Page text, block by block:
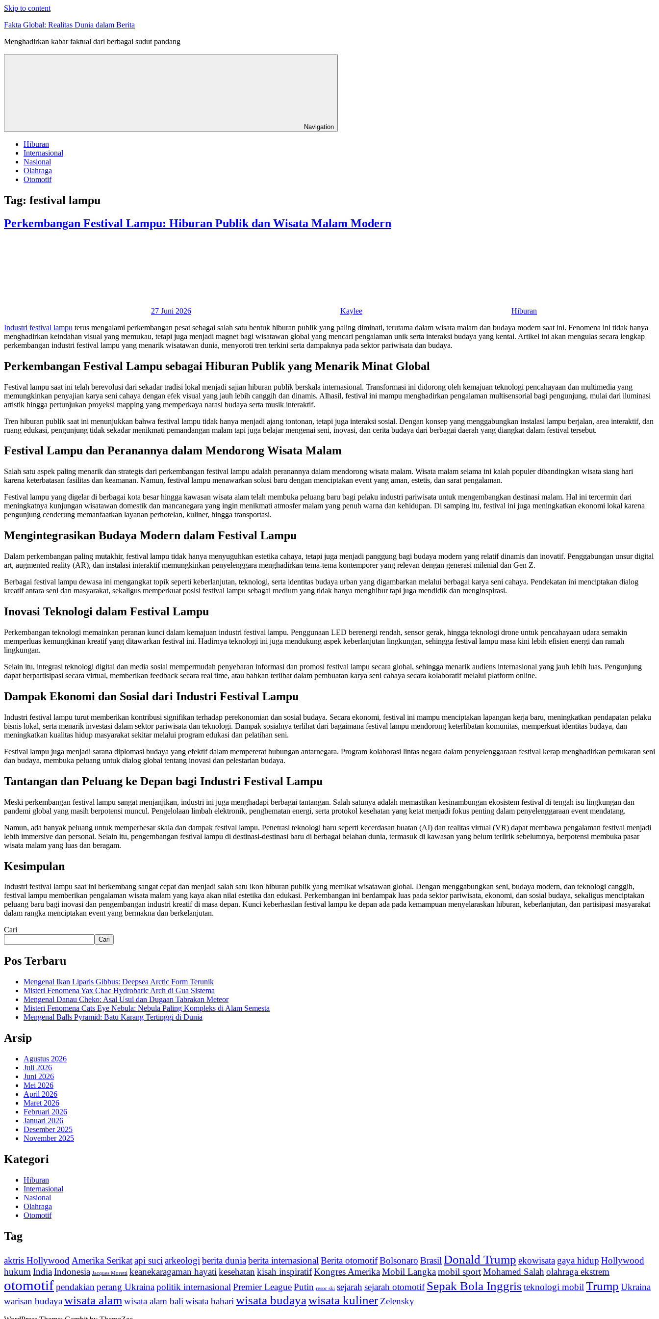
Skip to content
Fakta Global: Realitas Dunia dalam Berita
Menghadirkan kabar faktual dari berbagai sudut pandang
Navigation
Hiburan
Internasional
Nasional
Olahraga
Otomotif
Tag: festival lampu
Perkembangan Festival Lampu: Hiburan Publik dan Wisata Malam Modern
27 Juni 2026 Kaylee
Hiburan
Industri festival lampu terus mengalami perkembangan pesat sebagai salah satu bentuk hiburan publik yang paling diminati, terutama dalam wisata malam dan budaya modern saat ini. Fenomena ini tidak hanya
menghadirkan keindahan visual yang memukau, tetapi juga menjadi magnet bagi wisatawan global yang mencari pengalaman unik serta interaksi budaya yang kental. Artikel ini akan mengulas secara lengkap
perkembangan industri festival lampu yang menarik wisatawan dunia, menyoroti tren terkini serta dampaknya pada sektor pariwisata dan budaya.
Perkembangan Festival Lampu sebagai Hiburan Publik yang Menarik Minat Global
Festival lampu saat ini telah berevolusi dari sekadar tradisi lokal menjadi sajian hiburan publik berskala internasional. Transformasi ini didorong oleh kemajuan teknologi pencahayaan dan multimedia yang
memungkinkan penyajian karya seni cahaya dengan efek visual yang jauh lebih canggih dan dinamis. Alhasil, festival ini mampu menghadirkan pengalaman multisensorial bagi pengunjung, mulai dari iluminasi
artistik hingga pertunjukan proyeksi mapping yang memperkaya narasi budaya serta musik interaktif.
Tren hiburan publik saat ini menunjukkan bahwa festival lampu tidak hanya menjadi ajang tontonan, tetapi juga interaksi sosial. Dengan konsep yang menggabungkan instalasi lampu berjalan, area interaktif, dan
ruang edukasi, pengunjung tidak sekadar menikmati pemandangan malam tapi juga belajar mengenai seni, inovasi, dan cerita budaya dari berbagai daerah yang diangkat dalam festival tersebut.
Festival Lampu dan Peranannya dalam Mendorong Wisata Malam
Salah satu aspek paling menarik dan strategis dari perkembangan festival lampu adalah peranannya dalam mendorong wisata malam. Wisata malam selama ini kalah populer dibandingkan wisata siang hari
karena keterbatasan fasilitas dan keamanan. Namun, festival lampu menawarkan solusi baru dengan menciptakan event yang aman, estetis, dan sarat pengalaman.
Festival lampu yang digelar di berbagai kota besar hingga kawasan wisata alam telah membuka peluang baru bagi pelaku industri pariwisata untuk mengembangkan destinasi malam. Hal ini tercermin dari
meningkatnya kunjungan wisatawan domestik dan mancanegara yang ingin menikmati atmosfer malam yang penuh warna dan kehidupan. Di samping itu, festival ini juga meningkatkan ekonomi lokal karena
pengunjung cenderung memanfaatkan layanan perhotelan, kuliner, hingga transportasi.
Mengintegrasikan Budaya Modern dalam Festival Lampu
Dalam perkembangan paling mutakhir, festival lampu tidak hanya menyuguhkan estetika cahaya, tetapi juga menjadi panggung bagi budaya modern yang relatif dinamis dan inovatif. Penggabungan unsur digital
art, augmented reality (AR), dan instalasi interaktif memungkinkan penyelenggara menghadirkan tema-tema kontemporer yang relevan dengan generasi milenial dan Gen Z.
Berbagai festival lampu dewasa ini mengangkat topik seperti keberlanjutan, teknologi, serta identitas budaya urban yang digambarkan melalui berbagai karya seni cahaya. Pendekatan ini menciptakan dialog
kreatif antara seni dan masyarakat, sekaligus memperkuat posisi festival lampu sebagai medium yang tidak hanya menghibur tapi juga mendidik dan menginspirasi.
Inovasi Teknologi dalam Festival Lampu
Perkembangan teknologi memainkan peranan kunci dalam kemajuan industri festival lampu. Penggunaan LED berenergi rendah, sensor gerak, hingga teknologi drone untuk pencahayaan udara semakin
memperluas kemungkinan kreatif yang ditawarkan festival ini. Hadirnya teknologi ini juga mendukung aspek keberlanjutan lingkungan, sehingga festival lampu masa kini lebih efisien energi dan ramah
lingkungan.
Selain itu, integrasi teknologi digital dan media sosial mempermudah penyebaran informasi dan promosi festival lampu secara global, sehingga menarik audiens internasional yang jauh lebih luas. Pengunjung
dapat berpartisipasi secara virtual, memberikan feedback secara real time, atau bahkan terlibat dalam pembuatan karya seni cahaya secara kolaboratif melalui platform online.
Dampak Ekonomi dan Sosial dari Industri Festival Lampu
Industri festival lampu turut memberikan kontribusi signifikan terhadap perekonomian dan sosial budaya. Secara ekonomi, festival ini mampu menciptakan lapangan kerja baru, meningkatkan pendapatan pelaku
bisnis lokal, serta menarik investasi dalam sektor pariwisata dan teknologi. Dampak sosialnya terlihat dari bagaimana festival lampu mendorong keterlibatan komunitas, memperkuat identitas budaya, dan
meningkatkan kualitas hidup masyarakat sekitar melalui program edukasi dan pelatihan seni.
Festival lampu juga menjadi sarana diplomasi budaya yang efektif dalam mempererat hubungan antarnegara. Program kolaborasi lintas negara dalam penyelenggaraan festival kerap menghadirkan pertukaran seni
dan budaya, membuka peluang untuk dialog global tentang inovasi dan pelestarian budaya.
Tantangan dan Peluang ke Depan bagi Industri Festival Lampu
Meski perkembangan festival lampu sangat menjanjikan, industri ini juga menghadapi berbagai tantangan. Salah satunya adalah memastikan kesinambungan ekosistem festival di tengah isu lingkungan dan
pandemi global yang masih berpotensi muncul. Pengelolaan limbah elektronik, penghematan energi, serta protokol kesehatan yang ketat menjadi fokus penting dalam penyelenggaraan event mendatang.
Namun, ada banyak peluang untuk memperbesar skala dan dampak festival lampu. Penetrasi teknologi baru seperti kecerdasan buatan (AI) dan realitas virtual (VR) dapat membawa pengalaman festival menjadi
lebih immersive dan personal. Selain itu, pengembangan festival lampu di destinasi-destinasi baru di berbagai belahan dunia, termasuk di kawasan yang belum terlirik sebelumnya, berpotensi membuka pasar
wisata malam yang luas dan beragam.
Kesimpulan
Industri festival lampu saat ini berkembang sangat cepat dan menjadi salah satu ikon hiburan publik yang memikat wisatawan global. Dengan menggabungkan seni, budaya modern, dan teknologi canggih,
festival lampu memberikan pengalaman wisata malam yang kaya akan nilai estetika dan edukasi. Perkembangan ini berdampak luas pada sektor pariwisata, ekonomi, dan sosial budaya, sekaligus menciptakan
peluang baru bagi inovasi dan pengembangan industri kreatif di masa depan. Kunci keberhasilan festival lampu ke depan ada pada kemampuan menyelaraskan hiburan, keberlanjutan, dan partisipasi masyarakat
dalam rangka menciptakan event yang bermakna dan berkelanjutan.
Cari
Cari
Pos Terbaru
Mengenal Ikan Liparis Gibbus: Deepsea Arctic Form Terunik
Misteri Fenomena Yax Chac Hydrobaric Arch di Gua Sistema
Mengenal Danau Cheko: Asal Usul dan Dugaan Tabrakan Meteor
Misteri Fenomena Cats Eye Nebula: Nebula Paling Kompleks di Alam Semesta
Mengenal Balls Pyramid: Batu Karang Tertinggi di Dunia
Arsip
Agustus 2026
Juli 2026
Juni 2026
Mei 2026
April 2026
Maret 2026
Februari 2026
Januari 2026
Desember 2025
November 2025
Kategori
Hiburan
Internasional
Nasional
Olahraga
Otomotif
Tag
aktris Hollywood Amerika Serikatapi suci arkeologi berita duniaberita internasional Berita otomotifBolsonaro Brasil Donald Trump ekowisata gaya hidup Hollywood
hukum IndiaIndonesia Jacques Moretti keanekaragaman hayati kesehatan kisah inspiratifKongres AmerikaMobil Langkamobil sportMohamed Salah olahraga ekstrem
otomotifpendakian perang Ukrainapolitik internasional Premier LeaguePutin resor ski sejarah sejarah otomotif Sepak Bola Inggris teknologi mobil Trump Ukraina
warisan budayawisata alam wisata alam bali wisata bahari wisata budayawisata kuliner Zelensky